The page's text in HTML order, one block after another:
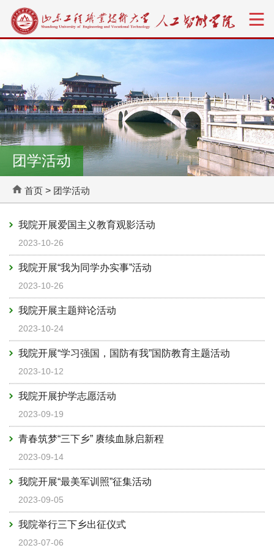
团学活动
首页 > 团学活动
我院开展爱国主义教育观影活动
2023-10-26
我院开展“我为同学办实事”活动
2023-10-26
我院开展主题辩论活动
2023-10-24
我院开展“学习强国，国防有我”国防教育主题活动
2023-10-12
我院开展护学志愿活动
2023-09-19
青春筑梦“三下乡” 赓续血脉启新程
2023-09-14
我院开展“最美军训照”征集活动
2023-09-05
我院举行三下乡出征仪式
2023-07-06